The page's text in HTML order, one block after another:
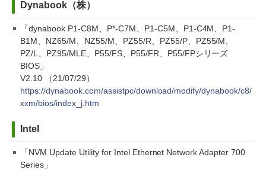
Dynabook（株）
「dynabook P1-C8M、P*-C7M、P1-C5M、P1-C4M、P1-
B1M、NZ65/M、NZ55/M、PZ55/R、PZ55/P、PZ55/M、
PZ/L、PZ95/MLE、P55/FS、P55/FR、P55/FPシリーズ
BIOS」
V2.10 （21/07/29）
https://dynabook.com/assistpc/download/modify/dynabook/c8/
xxm/bios/index_j.htm
Intel
「NVM Update Utility for Intel Ethernet Network Adapter 700
Series」